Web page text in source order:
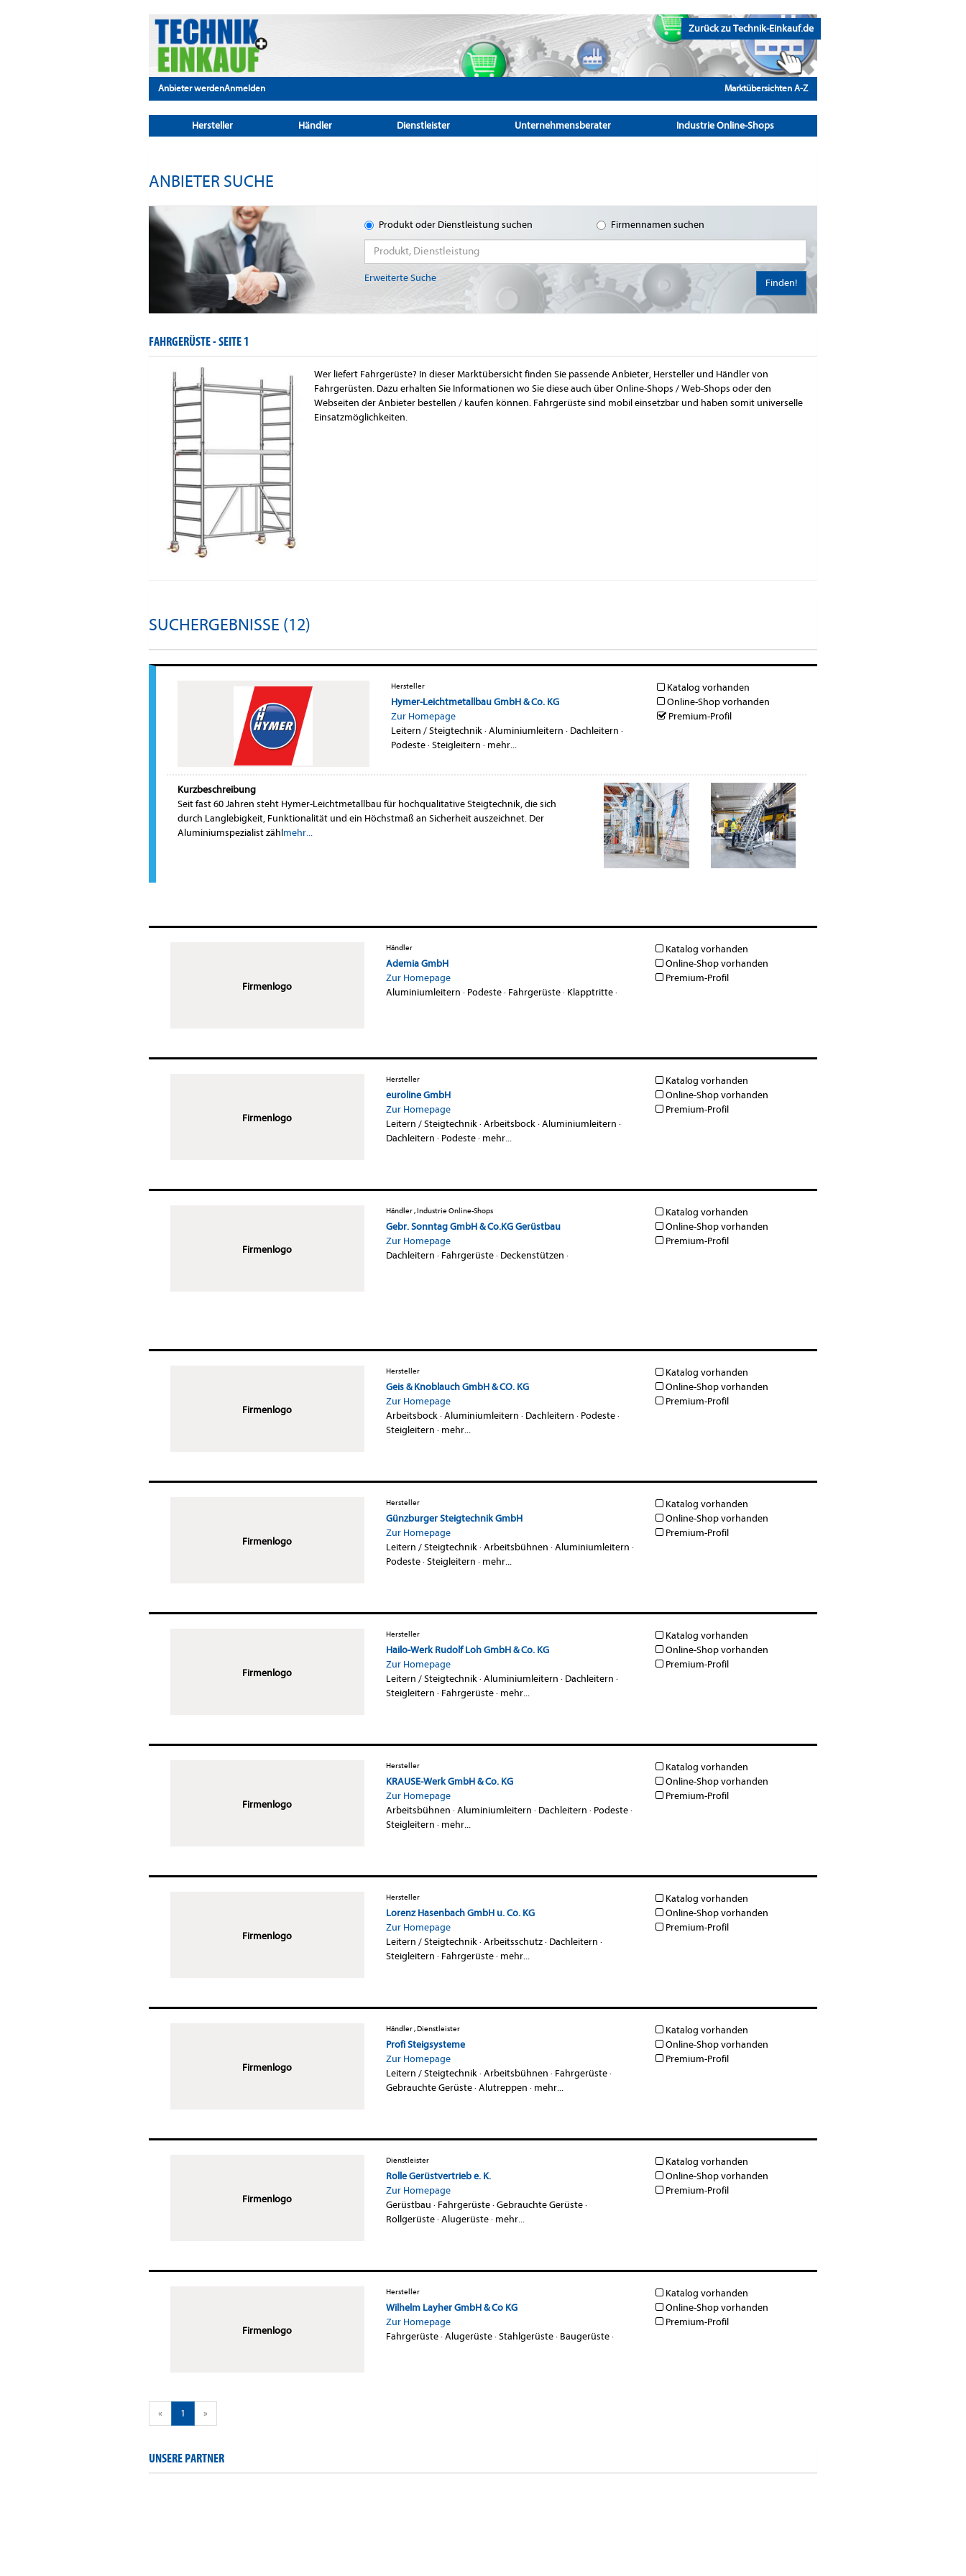
Zurück zu Technik-Einkauf.de
Anbieter werdenAnmelden Marktübersichten A-Z
Hersteller Händler Dienstleister Unternehmensberater Industrie Online-Shops
ANBIETER SUCHE
Produkt oder Dienstleistung suchen Firmennamen suchen
Erweiterte Suche Finden!
FAHRGERÜSTE -SEITE 1
Wer liefert Fahrgerüste? In dieser Marktübersicht finden Sie passende Anbieter, Hersteller und Händler von
Fahrgerüsten. Dazu erhalten Sie Informationen wo Sie diese auch über Online-Shops / Web-Shops oder den
Webseiten der Anbieter bestellen / kaufen können. Fahrgerüste sind mobil einsetzbar und haben somit universelle
Einsatzmöglichkeiten.
SUCHERGEBNISSE (12)
Hersteller
Hymer-Leichtmetallbau GmbH & Co. KG
Zur Homepage
Leitern / Steigtechnik·Aluminiumleitern · Dachleitern ·
Podeste·Steigleitern · mehr...
Katalog vorhanden
Online-Shop vorhanden
Premium-Profil
Kurzbeschreibung
Seit fast 60 Jahren steht Hymer-Leichtmetallbau für hochqualitative Steigtechnik, die sich
durch Langlebigkeit, Funktionalität und ein Höchstmaß an Sicherheit auszeichnet. Der
Aluminiumspezialist zählmehr...
Firmenlogo
Händler
Ademia GmbH
Zur Homepage
Aluminiumleitern · Podeste· Fahrgerüste· Klapptritte·
Katalog vorhanden
Online-Shop vorhanden
Premium-Profil
Firmenlogo
Hersteller
euroline GmbH
Zur Homepage
Leitern / Steigtechnik·Arbeitsbock·Aluminiumleitern ·
Dachleitern · Podeste· mehr...
Katalog vorhanden
Online-Shop vorhanden
Premium-Profil
Firmenlogo
Händler , Industrie Online-Shops
Gebr. Sonntag GmbH & Co.KG Gerüstbau
Zur Homepage
Dachleitern · Fahrgerüste· Deckenstützen ·
Katalog vorhanden
Online-Shop vorhanden
Premium-Profil
Firmenlogo
Hersteller
Geis & Knoblauch GmbH & CO. KG
Zur Homepage
Arbeitsbock·Aluminiumleitern · Dachleitern · Podeste·
Steigleitern · mehr...
Katalog vorhanden
Online-Shop vorhanden
Premium-Profil
Firmenlogo
Hersteller
Günzburger Steigtechnik GmbH
Zur Homepage
Leitern / Steigtechnik·Arbeitsbühnen ·Aluminiumleitern ·
Podeste·Steigleitern · mehr...
Katalog vorhanden
Online-Shop vorhanden
Premium-Profil
Firmenlogo
Hersteller
Hailo-Werk Rudolf Loh GmbH & Co. KG
Zur Homepage
Leitern / Steigtechnik·Aluminiumleitern · Dachleitern ·
Steigleitern · Fahrgerüste· mehr...
Katalog vorhanden
Online-Shop vorhanden
Premium-Profil
Firmenlogo
Hersteller
KRAUSE-Werk GmbH & Co. KG
Zur Homepage
Arbeitsbühnen ·Aluminiumleitern · Dachleitern · Podeste·
Steigleitern · mehr...
Katalog vorhanden
Online-Shop vorhanden
Premium-Profil
Firmenlogo
Hersteller
Lorenz Hasenbach GmbH u. Co. KG
Zur Homepage
Leitern / Steigtechnik·Arbeitsschutz· Dachleitern ·
Steigleitern · Fahrgerüste· mehr...
Katalog vorhanden
Online-Shop vorhanden
Premium-Profil
Firmenlogo
Händler , Dienstleister
Profi Steigsysteme
Zur Homepage
Leitern / Steigtechnik·Arbeitsbühnen · Fahrgerüste·
Gebrauchte Gerüste·Alutreppen · mehr...
Katalog vorhanden
Online-Shop vorhanden
Premium-Profil
Firmenlogo
Dienstleister
Rolle Gerüstvertrieb e. K.
Zur Homepage
Gerüstbau · Fahrgerüste·Gebrauchte Gerüste·
Rollgerüste·Alugerüste· mehr...
Katalog vorhanden
Online-Shop vorhanden
Premium-Profil
Firmenlogo
Hersteller
Wilhelm Layher GmbH & Co KG
Zur Homepage
Fahrgerüste·Alugerüste·Stahlgerüste· Baugerüste·
Katalog vorhanden
Online-Shop vorhanden
Premium-Profil
« 1 »
UNSERE PARTNER